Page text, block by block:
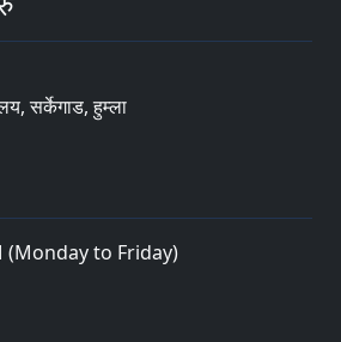
सर्केगाड, हुम्ला
(Monday to Friday)